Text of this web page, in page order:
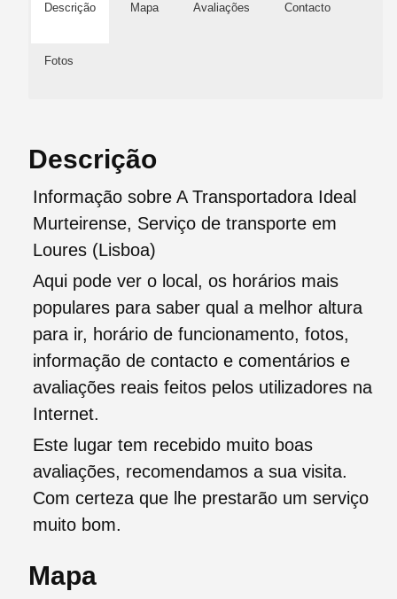
Descrição Mapa Avaliações Contacto
Fotos
Descrição
Informação sobre A Transportadora Ideal
Murteirense, Serviço de transporte em
Loures (Lisboa)
Aqui pode ver o local, os horários mais
populares para saber qual a melhor altura
para ir, horário de funcionamento, fotos,
informação de contacto e comentários e
avaliações reais feitos pelos utilizadores na
Internet.
Este lugar tem recebido muito boas
avaliações, recomendamos a sua visita.
Com certeza que lhe prestarão um serviço
muito bom.
Mapa